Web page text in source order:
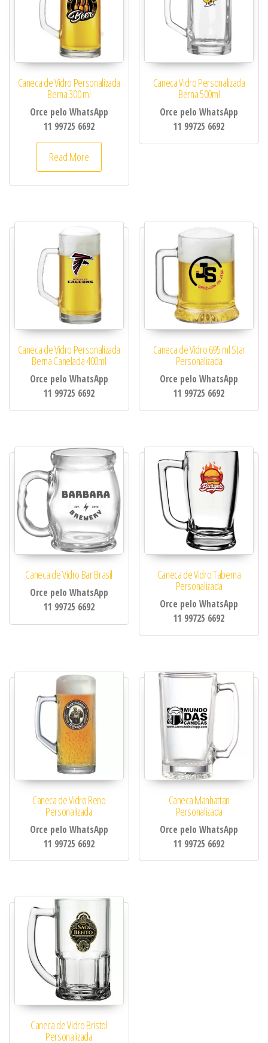
Caneca de Vidro Personalizada
Berna 300 ml
Orce pelo WhatsApp
11 99725 6692
Read More
Este produto tem várias variantes. As opções
Caneca Vidro Personalizada
Berna 500ml
Orce pelo WhatsApp
11 99725 6692
Caneca de Vidro Personalizada
Berna Canelada 400ml
Orce pelo WhatsApp
11 99725 6692
Caneca de Vidro 695 ml Star
Personalizada
Orce pelo WhatsApp
11 99725 6692
Caneca de Vidro Bar Brasil
Orce pelo WhatsApp
11 99725 6692
Caneca de Vidro Taberna
Personalizada
Orce pelo WhatsApp
11 99725 6692
Caneca de Vidro Reno
Personalizada
Orce pelo WhatsApp
11 99725 6692
Caneca Manhattan
Personalizada
Orce pelo WhatsApp
11 99725 6692
Caneca de Vidro Bristol
Personalizada